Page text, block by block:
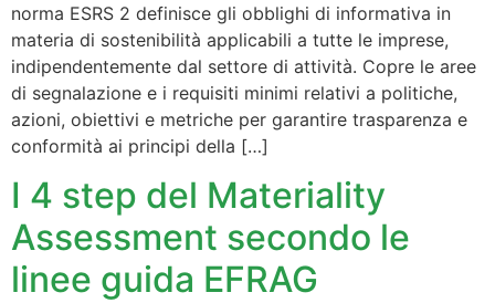
norma ESRS 2 definisce gli obblighi di informativa in
materia di sostenibilità applicabili a tutte le imprese,
indipendentemente dal settore di attività. Copre le aree
di segnalazione e i requisiti minimi relativi a politiche,
azioni, obiettivi e metriche per garantire trasparenza e
conformità ai principi della […]
I 4 step del Materiality
Assessment secondo le
linee guida EFRAG